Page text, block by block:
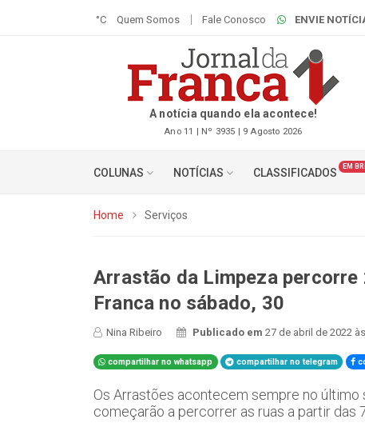
°C Quem Somos Fale Conosco ENVIE
A notícia quando ela acontece!
Ano 11 | Nº 3935 | 9 Agosto 2026
COLUNAS NOTÍCIAS CLASSIFICADOS EM
Home Serviços
Arrastão da Limpeza
Franca no sábado, 30
Nina Ribeiro Publicado em27 de abril de 2022
compartilhar no whatsapp compartilhar no telegram
Os Arrastões acontecem sempre no
começarão a percorrer as ruas a partir das